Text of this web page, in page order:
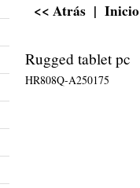
<< Atrás | Inicio
Rugged tablet pc
HR808Q-A250175